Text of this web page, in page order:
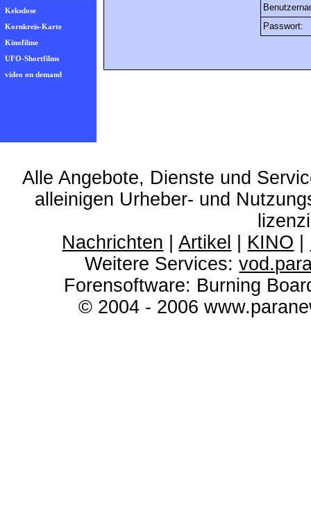
Keksdose
Kornkreis-Karte
Kinofilme
UFO-Shortfilms
video on demand
Passwort:
Alle Angebote, Dienste und
alleinigen Urheber- und
Nachrichten |Artikel KINO
Weitere Services:
Forensoftware: Burning
© 2004 - 2006